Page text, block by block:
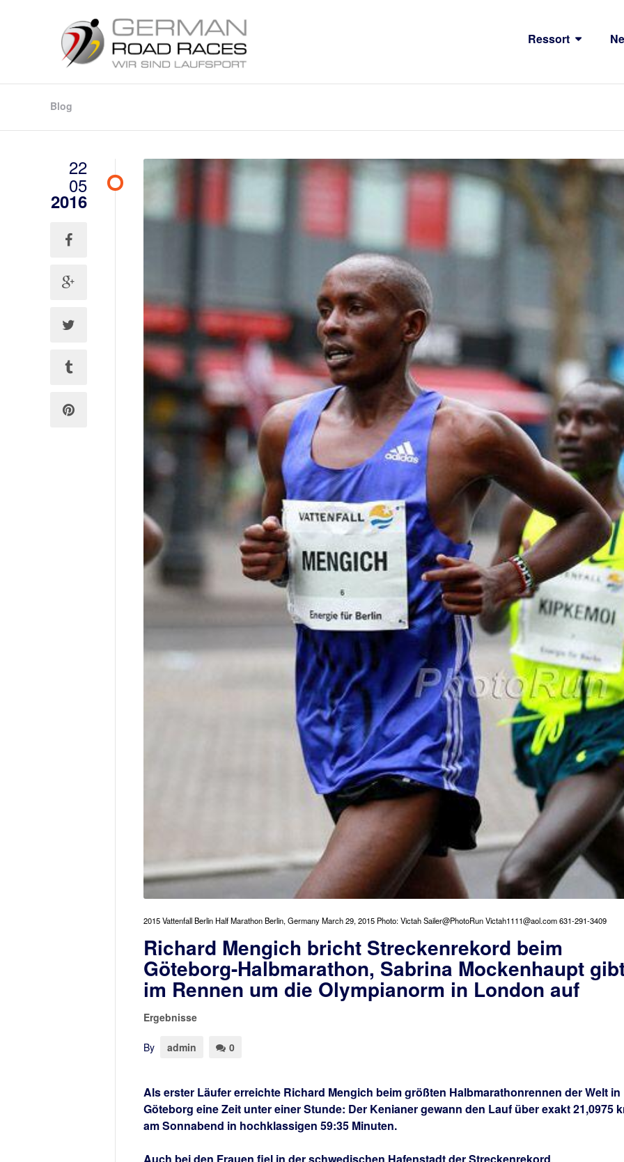
Ressort
Blog
22
05
2016
2015 Vattenfall Berlin Half Marathon Berlin, Germany March 29, 2015 Photo: Victah Sailer@PhotoRun Victah1111@aol.com 631-291-3409
Richard Mengich bricht Streckenrekord beim
Göteborg-Halbmarathon, Sabrina Mockenhaupt
im Rennen um die Olympianorm in London auf
Ergebnisse
By admin 0
Als erster Läufer erreichte Richard Mengich beim größten Halbmarathonrennen der Welt in
Göteborg eine Zeit unter einer Stunde: Der Kenianer gewann den Lauf über exakt 21,0975
am Sonnabend in hochklassigen 59:35 Minuten.
Auch bei den Frauen fiel in der schwedischen Hafenstadt der Streckenrekord.